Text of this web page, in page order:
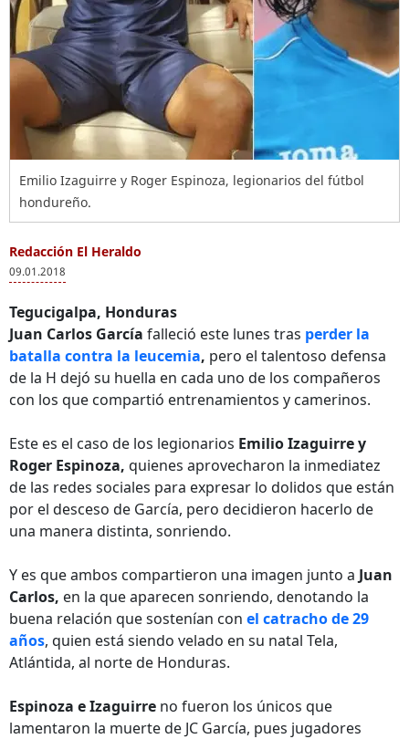
Emilio Izaguirre y Roger Espinoza, legionarios del fútbol
hondureño.
Redacción El Heraldo
09.01.2018
Tegucigalpa, Honduras
Juan Carlos García falleció este lunes tras perder la
batalla contra la leucemia, pero el talentoso defensa
de la H dejó su huella en cada uno de los compañeros
con los que compartió entrenamientos y camerinos.
Este es el caso de los legionarios Emilio Izaguirre y
Roger Espinoza, quienes aprovecharon la inmediatez
de las redes sociales para expresar lo dolidos que están
por el desceso de García, pero decidieron hacerlo de
una manera distinta, sonriendo.
Y es que ambos compartieron una imagen junto a Juan
Carlos, en la que aparecen sonriendo, denotando la
buena relación que sostenían con el catracho de 29
años, quien está siendo velado en su natal Tela,
Atlántida, al norte de Honduras.
Espinoza e Izaguirre no fueron los únicos que
lamentaron la muerte de JC García, pues jugadores